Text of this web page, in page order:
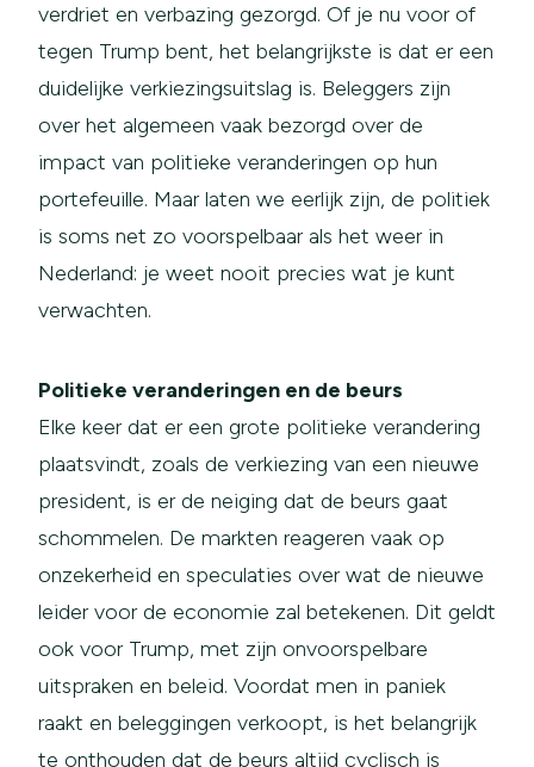
verdriet en verbazing gezorgd. Of je nu voor of
tegen Trump bent, het belangrijkste is dat er een
duidelijke verkiezingsuitslag is. Beleggers zijn
over het algemeen vaak bezorgd over de
impact van politieke veranderingen op hun
portefeuille. Maar laten we eerlijk zijn, de politiek
is soms net zo voorspelbaar als het weer in
Nederland: je weet nooit precies wat je kunt
verwachten.
Politieke veranderingen en de beurs
Elke keer dat er een grote politieke verandering
plaatsvindt, zoals de verkiezing van een nieuwe
president, is er de neiging dat de beurs gaat
schommelen. De markten reageren vaak op
onzekerheid en speculaties over wat de nieuwe
leider voor de economie zal betekenen. Dit geldt
ook voor Trump, met zijn onvoorspelbare
uitspraken en beleid. Voordat men in paniek
raakt en beleggingen verkoopt, is het belangrijk
te onthouden dat de beurs altijd cyclisch is